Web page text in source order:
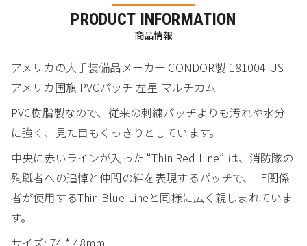
PRODUCT INFORMATION
商品情報
アメリカの大手装備品メーカー CONDOR製 181004 US
アメリカ国旗 PVCパッチ 左星 マルチカム
PVC樹脂製なので、従来の刺繍パッチよりも汚れや水分
に強く、見た目もくっきりとしています。
中央に赤いラインが入った “Thin Red Line” は、消防隊の
殉職者への追悼と仲間の絆を表現するパッチで、LE関係
者が使用するThin Blue Lineと同様に広く親しまれていま
す。
サイズ: 74 * 48mm